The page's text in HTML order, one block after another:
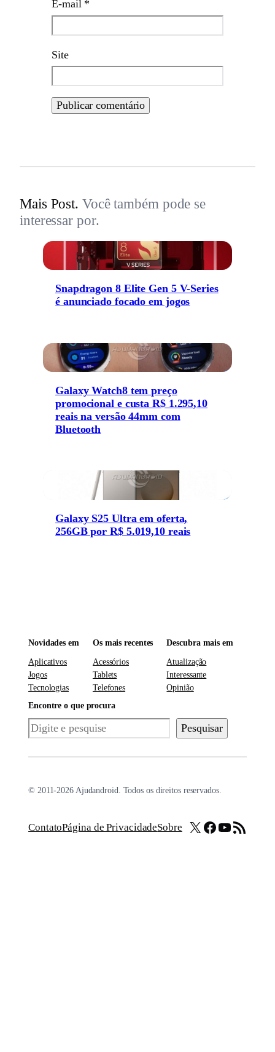
E-mail *
Site
Mais Post. Você também pode se
interessar por.
Snapdragon 8 Elite Gen 5 V-Series
é anunciado focado em jogos
Galaxy Watch8 tem preço
promocional e custa R$ 1.295,10
reais na versão 44mm com
Bluetooth
Galaxy S25 Ultra em oferta,
256GB por R$ 5.019,10 reais
Novidades em
Aplicativos
Jogos
Tecnologias
Os mais recentes
Acessórios
Tablets
Telefones
Descubra mais em
Atualização
Interessante
Opinião
Encontre o que procura
Pesquisar Pesquisar
© 2011-2026 Ajudandroid. Todos os direitos reservados.
ContatoPágina de PrivacidadeSobre X Facebook
Youtube
Feed RSS